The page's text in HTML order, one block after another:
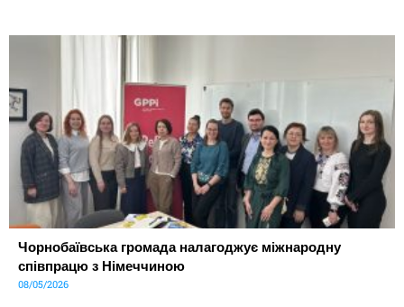
Чорнобаївська громада налагоджує міжнародну
співпрацю з Німеччиною
08/05/2026